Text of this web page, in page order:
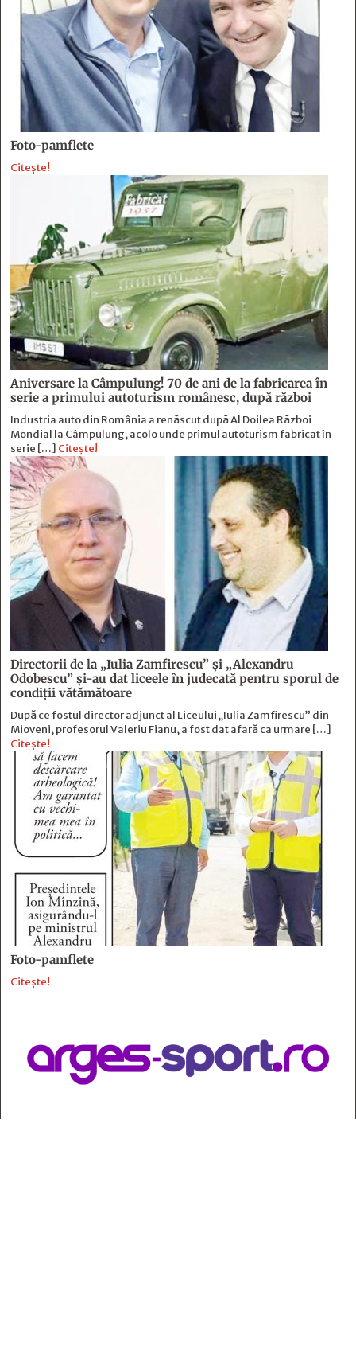
Foto-pamflete
Citește!
Aniversare la Câmpulung! 70 de ani de la fabricarea în
serie a primului autoturism românesc, după război
Industria auto din România a renăscut după Al Doilea Război
Mondial la Câmpulung, acolo unde primul autoturism fabricat în
serie […] Citește!
Directorii de la „Iulia Zamfirescu” și „Alexandru
Odobescu” și-au dat liceele în judecată pentru sporul de
condiții vătămătoare
După ce fostul director adjunct al Liceului „Iulia Zamfirescu” din
Mioveni, profesorul Valeriu Fianu, a fost dat afară ca urmare […]
Citește!
Foto-pamflete
Citește!